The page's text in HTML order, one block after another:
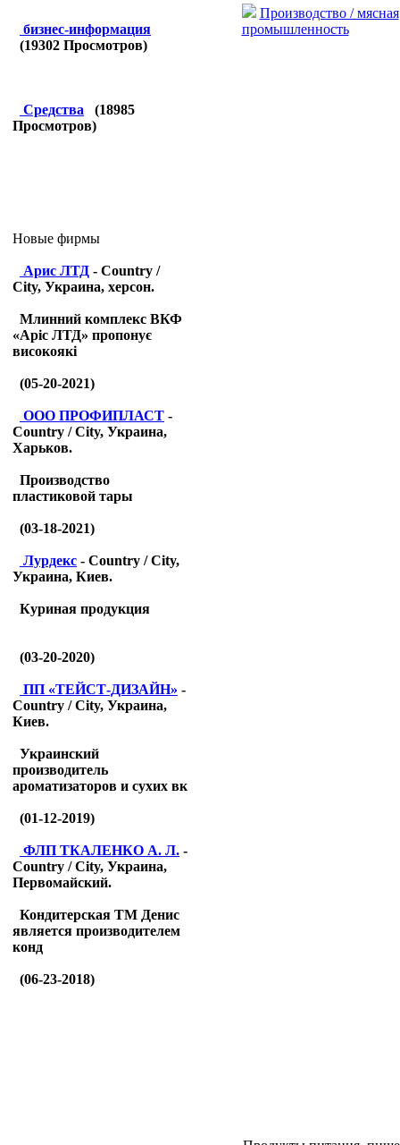
бизнес-информация
(19302 Просмотров)
Средства (18985
Просмотров)
Новые фирмы
Арис ЛТД - Country /
City, Украина, херсон.
Млинний комплекс ВКФ
«Аріс ЛТД» пропонує
високоякі
(05-20-2021)
ООО ПРОФИПЛАСТ -
Country / City, Украина,
Харьков.
Производство
пластиковой тары
(03-18-2021)
Лурдекс - Country / City,
Украина, Киев.
Куриная продукция
(03-20-2020)
ПП «ТЕЙСТ-ДИЗАЙН» -
Country / City, Украина,
Киев.
Украинский
производитель
ароматизаторов и сухих вк
(01-12-2019)
ФЛП ТКАЛЕНКО А. Л. -
Country / City, Украина,
Первомайский.
Кондитерская ТМ Денис
является производителем
конд
(06-23-2018)
Производство / мясная
промышленность